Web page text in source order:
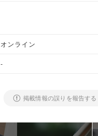
オンライン
-
掲載情報の誤りを報告する